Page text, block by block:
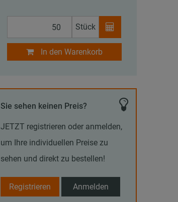
Stück
In den Warenkorb
Sie sehen keinen Preis?
JETZT registrieren oder anmelden,
um Ihre individuellen Preise zu
sehen und direkt zu bestellen!
Registrieren Anmelden